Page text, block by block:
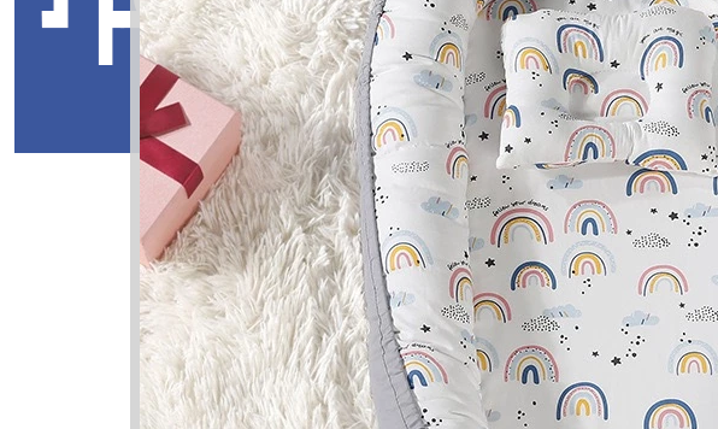
Kasih Mikayla
كاسيه ميخائيلا
Kasih: Kasih
Mikayla: Pemberian Allah